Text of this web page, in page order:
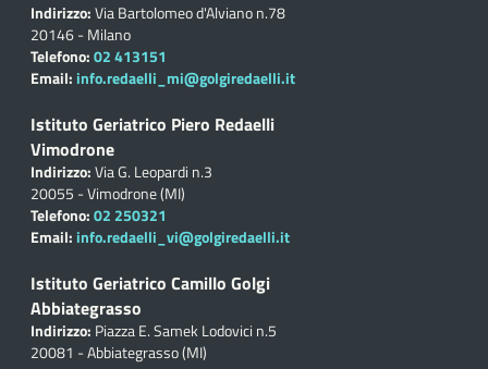
Indirizzo:Via Bartolomeo d'Alviano n.78
20146 - Milano
Telefono:02 413151
Email: info.redaelli_mi@golgiredaelli.it
Istituto Geriatrico Piero Redaelli
Vimodrone
Indirizzo:Via G. Leopardi n.3
20055 - Vimodrone (MI)
Telefono:02 250321
Email: info.redaelli_vi@golgiredaelli.it
Istituto Geriatrico Camillo Golgi
Abbiategrasso
Indirizzo: Piazza E. Samek Lodovici n.5
20081 - Abbiategrasso (MI)